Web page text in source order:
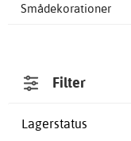
Smådekorationer
Filter
Lagerstatus